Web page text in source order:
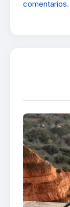
comentarios.